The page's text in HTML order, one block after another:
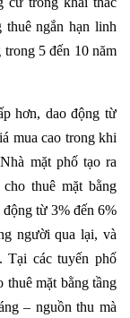
ngắn hạn linh
5 đến 10 năm
hơn, dao động từ
mua cao trong khi
mặt phố tạo ra
thuê mặt bằng
động từ 3% đến 6%
người qua lại, và
Tại các tuyến phố
thuê mặt bằng tầng
– nguồn thu mà